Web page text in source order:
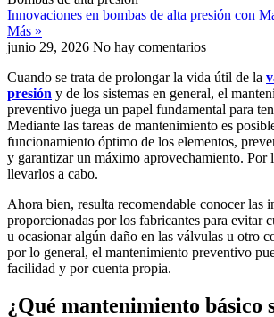
Innovaciones en bombas de alta presión con
Más »
junio 29, 2026 No hay comentarios
Cuando se trata de prolongar la vida útil de la
presión y de los sistemas en general, el
preventivo juega un papel fundamental para
Mediante las tareas de mantenimiento es
funcionamiento óptimo de los elementos,
y garantizar un máximo aprovechamiento. Por
llevarlos a cabo.
Ahora bien, resulta recomendable conocer las
proporcionadas por los fabricantes para evitar
u ocasionar algún daño en las válvulas u otro
por lo general, el mantenimiento preventivo
facilidad y por cuenta propia.
¿Qué mantenimiento básico